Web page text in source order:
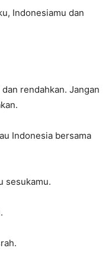
Indonesiamu dan
rendahkan. Jangan
Indonesia bersama
sesukamu.